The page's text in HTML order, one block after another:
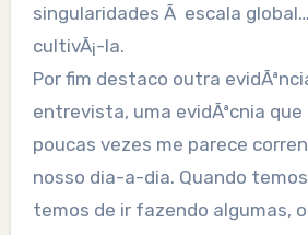
singularidades Ã escala
cultivÃ¡-la.
Por fim destaco outra
entrevista, uma evidÃªcnia
poucas vezes me parece
nosso dia-a-dia. Quando
temos de ir fazendo algumas,